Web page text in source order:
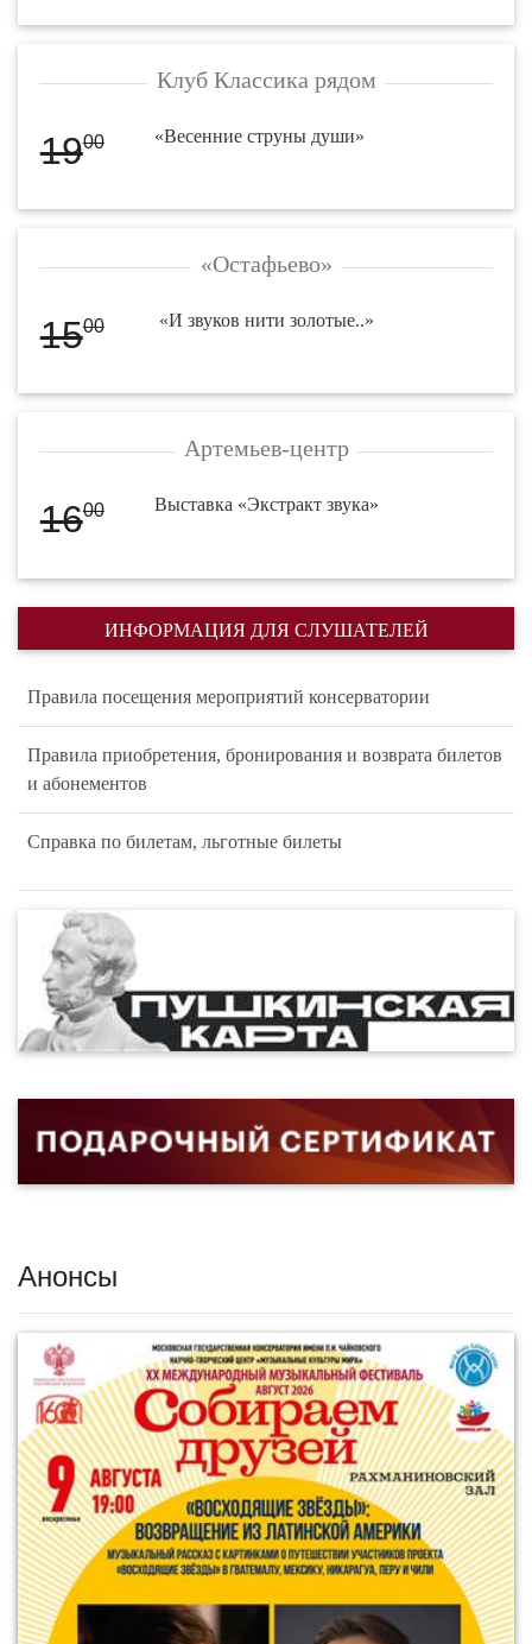
Клуб Классика рядом
1900 «Весенние струны души»
«Остафьево»
1500 «И звуков нити золотые..»
Артемьев-центр
1600 Выставка «Экстракт звука»
ИНФОРМАЦИЯ ДЛЯ СЛУШАТЕЛЕЙ
Правила посещения мероприятий консерватории
Правила приобретения, бронирования и возврата билетов
и абонементов
Справка по билетам, льготные билеты
Анонсы